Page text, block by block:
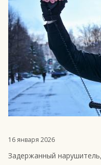
16 января 2026
Задержанный